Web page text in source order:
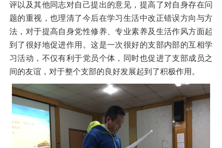
评以及其他同志对自己提出的意见，提高了对自身存在问
题的重视，也理清了今后在学习生活中改正错误方向与方
法，对于提高自身党性修养、专业素养及生活作风方面起
到了很好地促进作用。这是一次很好的支部内部的互相学
习活动，不仅有利于党员个体，同时也促进了支部成员之
间的友谊，对于整个支部的良好发展起到了积极作用。